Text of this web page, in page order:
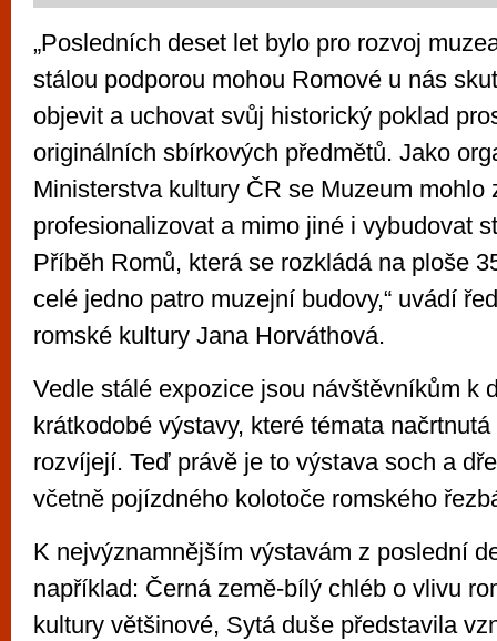
„Posledních deset let bylo pro rozvoj
stálou podporou mohou Romové u nás
objevit a uchovat svůj historický poklad
originálních sbírkových předmětů. Jako
Ministerstva kultury ČR se Muzeum mohlo
profesionalizovat a mimo jiné i vybudovat
Příběh Romů, která se rozkládá na ploše
celé jedno patro muzejní budovy,“ uvádí
romské kultury Jana Horváthová.
Vedle stálé expozice jsou návštěvníkům k
krátkodobé výstavy, které témata
rozvíjejí. Teď právě je to výstava soch a
včetně pojízdného kolotoče romského
K nejvýznamnějším výstavám z poslední
například: Černá země-bílý chléb o vlivu
kultury většinové, Sytá duše představila